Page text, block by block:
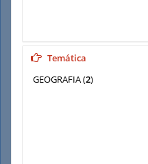
Temática
GEOGRAFIA(2)